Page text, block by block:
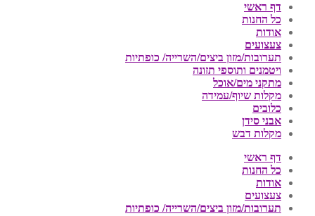
דף ראשי
כל החנות
אודות
צעצועים
תערובות/מזון ביצים/השרייה/ כופתיות
ויטמנים ותוספי תזונה
מתקני מים/אוכל
מקלות שיוף/עמידה
כלובים
אבני סידן
מקלות דבש
דף ראשי
כל החנות
אודות
צעצועים
תערובות/מזון ביצים/השרייה/ כופתיות